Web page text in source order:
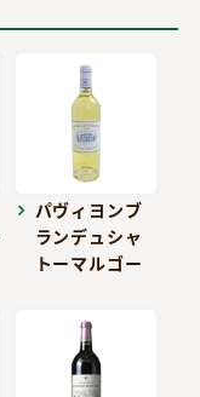
パヴィヨンブ
ランデュシャ
トーマルゴー